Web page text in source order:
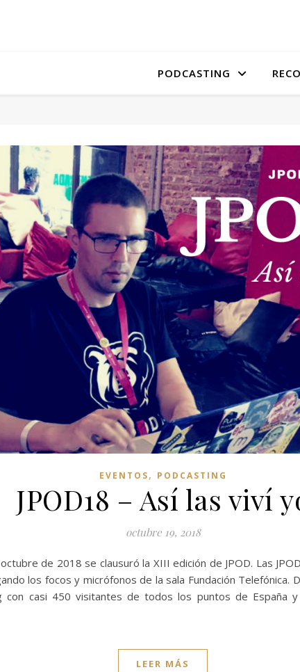
PODCASTING
EVENTOS, PODCASTING
JPOD18 – Así las viví
octubre 19, 2018
de 2018 se clausuró la XIII edición de JPOD. Las
los focos y micrófonos de la sala Fundación Telefónica.
con casi 450 visitantes de todos los puntos de España
LEER MÁS